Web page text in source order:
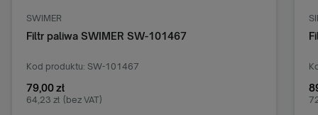
SWIMER
Filtr paliwa SWIMER SW-101467
Kod produktu: SW-101467
79,00 zł
64,23 zł (bez VAT)